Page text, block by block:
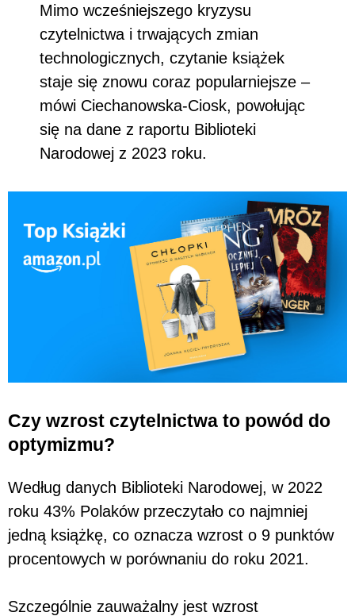
Mimo wcześniejszego kryzysu
czytelnictwa i trwających zmian
technologicznych, czytanie książek
staje się znowu coraz popularniejsze –
mówi Ciechanowska-Ciosk, powołując
się na dane z raportu Biblioteki
Narodowej z 2023 roku.
Czy wzrost czytelnictwa to powód do
optymizmu?
Według danych Biblioteki Narodowej, w 2022
roku 43% Polaków przeczytało co najmniej
jedną książkę, co oznacza wzrost o 9 punktów
procentowych w porównaniu do roku 2021.
Szczególnie zauważalny jest wzrost